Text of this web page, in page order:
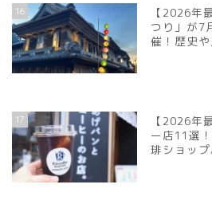
16
【2026年
つり」が7
催！歴史
17
【2026年
ー店11選
琲ショッ